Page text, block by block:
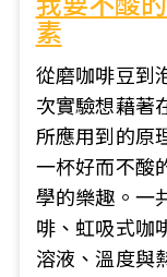
素
從磨咖啡豆到
次實驗想藉著
所應用到的原
一杯好而不酸
學的樂趣。一
啡、虹吸式咖
溶液、溫度與